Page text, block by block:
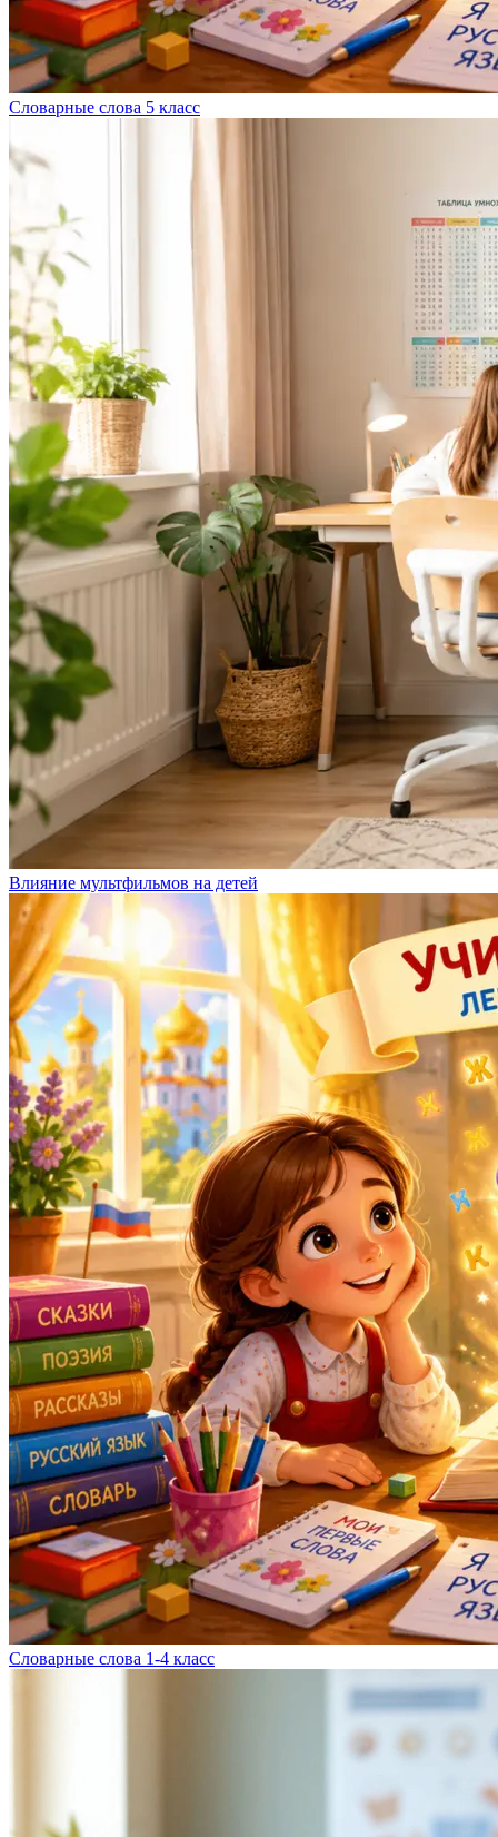
Словарные слова 5 класс
Влияние мультфильмов на детей
Словарные слова 1-4 класс